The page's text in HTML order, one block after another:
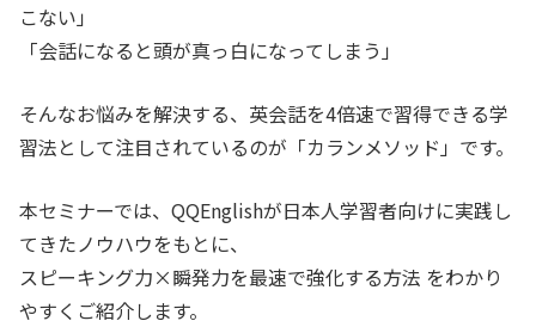
こない」
「会話になると頭が真っ白になってしまう」
そんなお悩みを解決する、英会話を4倍速で習得できる学
習法として注目されているのが「カランメソッド」です。
本セミナーでは、QQEnglishが日本人学習者向けに実践し
てきたノウハウをもとに、
スピーキング力×瞬発力を最速で強化する方法 をわかり
やすくご紹介します。